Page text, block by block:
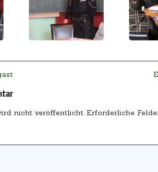
nicht veröffentlicht. Erforderliche